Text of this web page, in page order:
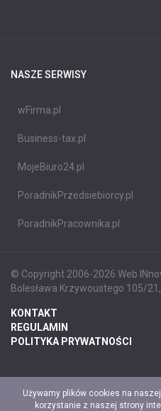
NASZE SERWISY
wFirma.pl
Business-tax.pl
MojeBiuro24.pl
PoradnikPrzedsiebiorcy.pl
PoradnikPracownika.pl
© Copyright 2006-2026 Web
Bolesława Krzywoustego 105/
KONTAKT
REGULAMIN
POLITYKA PRYWATNOŚCI
Używamy plików cookies na
korzystanie z naszej strony